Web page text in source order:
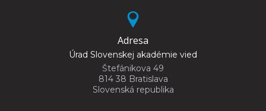
Adresa
Úrad Slovenskej akadémie vied
Štefánikova 49
814 38 Bratislava
Slovenská republika